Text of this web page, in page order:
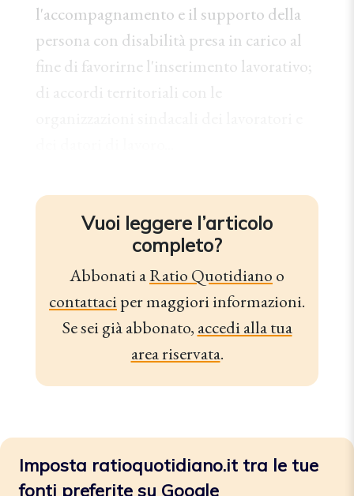
l'accompagnamento e il supporto della
persona con disabilità presa in carico al
fine di favorirne l'inserimento lavorativo;
di accordi territoriali con le
Vuoi leggere l’articolo
completo?
Abbonati aRatio Quotidiano o
contattaciper maggiori informazioni.
Se sei già abbonato, accedi alla tua
area riservata.
Imposta ratioquotidiano.it tra le tue
fonti preferite su Google